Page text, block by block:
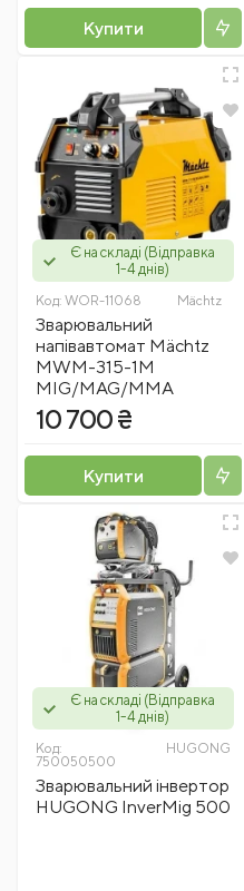
Купити
Є на складі (Відправка
1-4 днів)
Код: WOR-11068 Mächtz
Зварювальний
напівавтомат Mächtz
MWM-315-1M
MIG/MAG/MMA
10 700 ₴
Купити
Є на складі (Відправка
1-4 днів)
Код:
750050500
HUGONG
Зварювальний інвертор
HUGONG InverMig 500